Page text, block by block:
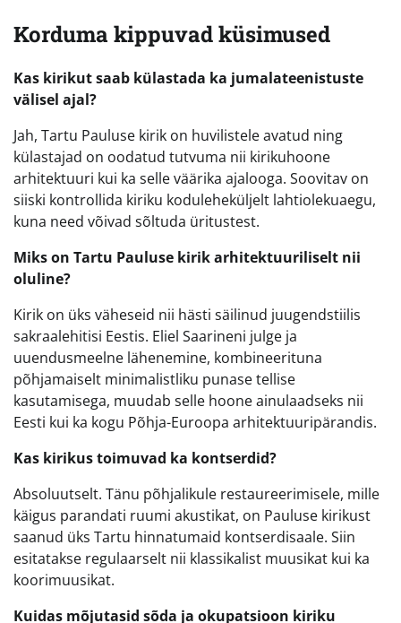
Korduma kippuvad küsimused
Kas kirikut saab külastada ka jumalateenistuste
välisel ajal?
Jah, Tartu Pauluse kirik on huvilistele avatud ning
külastajad on oodatud tutvuma nii kirikuhoone
arhitektuuri kui ka selle väärika ajalooga. Soovitav on
siiski kontrollida kiriku koduleheküljelt lahtiolekuaegu,
kuna need võivad sõltuda üritustest.
Miks on Tartu Pauluse kirik arhitektuuriliselt nii
oluline?
Kirik on üks väheseid nii hästi säilinud juugendstiilis
sakraalehitisi Eestis. Eliel Saarineni julge ja
uuendusmeelne lähenemine, kombineerituna
põhjamaiselt minimalistliku punase tellise
kasutamisega, muudab selle hoone ainulaadseks nii
Eesti kui ka kogu Põhja-Euroopa arhitektuuripärandis.
Kas kirikus toimuvad ka kontserdid?
Absoluutselt. Tänu põhjalikule restaureerimisele, mille
käigus parandati ruumi akustikat, on Pauluse kirikust
saanud üks Tartu hinnatumaid kontserdisaale. Siin
esitatakse regulaarselt nii klassikalist muusikat kui ka
koorimuusikat.
Kuidas mõjutasid sõda ja okupatsioon kiriku